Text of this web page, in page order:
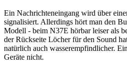
Ein Nachrichteneingang wird über
signalisiert. Allerdings hört man den
Modell - beim N37E hörbar leiser als
der Rückseite Löcher für den Sound
natürlich auch wasserempfindlicher.
Geräte nicht.